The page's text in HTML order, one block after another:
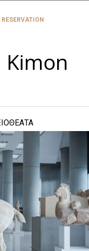
RESERVATION